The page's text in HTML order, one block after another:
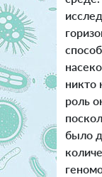
никто
роль
было